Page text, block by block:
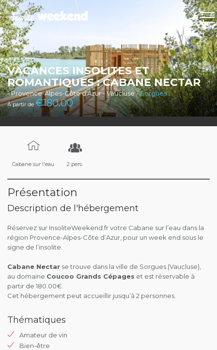
VACANCES INSOLITES ET
ROMANTIQUES : CABANE NECTAR
- Provence-Alpes-Côte d'Azur - Vaucluse -Sorgues
À partir de €180.00
Cabane sur l'eau 2 pers.
Présentation
Description de l'hébergement
Réservez sur InsoliteWeekend.fr votre Cabane sur l’eau dans la
région Provence-Alpes-Côte d’Azur, pour un week end sous le
signe de l’insolite.
Cabane Nectar se trouve dans la ville de Sorgues (Vaucluse),
au domaine Coucoo Grands Cépages et est réservable à
partir de 180.00€.
Cet hébergement peut accueillir jusqu’à 2 personnes.
Thématiques
Amateur de vin
Bien-être